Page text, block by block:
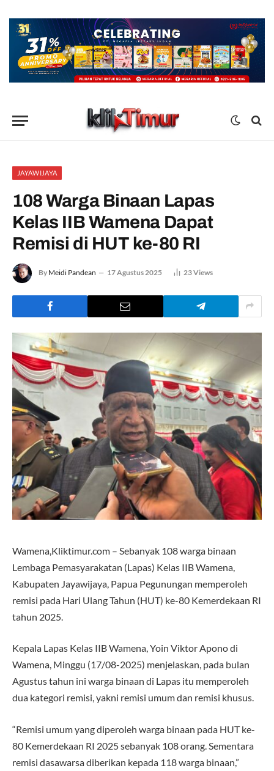
JAYAWIJAYA
108 Warga Binaan Lapas
Kelas IIB Wamena Dapat
Remisi di HUT ke-80 RI
By Meidi Pandean 17 Agustus 2025 23Views
Wamena,Kliktimur.com – Sebanyak 108 warga binaan
Lembaga Pemasyarakatan (Lapas) Kelas IIB Wamena,
Kabupaten Jayawijaya, Papua Pegunungan memperoleh
remisi pada Hari Ulang Tahun (HUT) ke-80 Kemerdekaan RI
tahun 2025.
Kepala Lapas Kelas IIB Wamena, Yoin Viktor Apono di
Wamena, Minggu (17/08-2025) menjelaskan, pada bulan
Agustus tahun ini warga binaan di Lapas itu memperoleh
dua kategori remisi, yakni remisi umum dan remisi khusus.
“Remisi umum yang diperoleh warga binaan pada HUT ke-
80 Kemerdekaan RI 2025 sebanyak 108 orang. Sementara
remisi dasawarsa diberikan kepada 118 warga binaan,”